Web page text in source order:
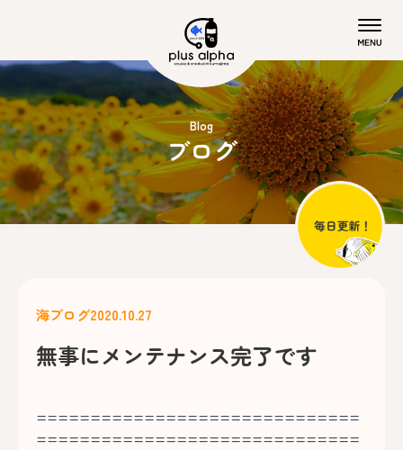
Blog
ブログ
海ブログ2020.10.27
無事にメンテナンス完了です
==============================
==============================